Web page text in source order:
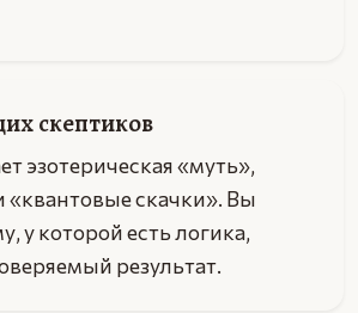
скептиков
эзотерическая «муть»,
«квантовые скачки». Вы
у которой есть логика,
результат.